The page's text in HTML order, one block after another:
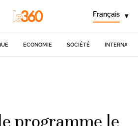
Français ▾
ECONOMIE SOCIÉTÉ
programme le